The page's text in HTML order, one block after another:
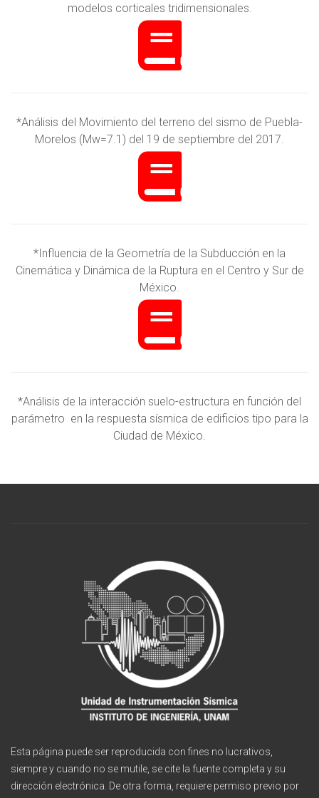
modelos corticales tridimensionales.
*Análisis del Movimiento del terreno del sismo de Puebla-
Morelos (Mw=7.1) del 19 de septiembre del 2017.
*Influencia de la Geometría de la Subducción en la
Cinemática y Dinámica de la Ruptura en el Centro y Sur de
México.
*Análisis de la interacción suelo-estructura en función del
parámetro en la respuesta sísmica de edificios tipo para la
Ciudad de México.
Esta página puede ser reproducida con fines no lucrativos,
siempre y cuando no se mutile, se cite la fuente completa y su
dirección electrónica. De otra forma, requiere permiso previo por